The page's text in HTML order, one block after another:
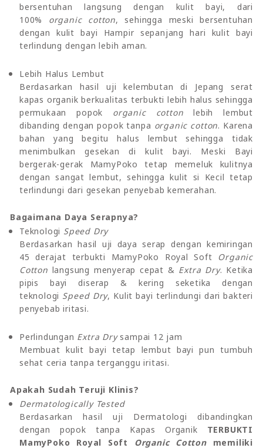
bersentuhan langsung dengan kulit bayi, dari
100% organic cotton, sehingga meski bersentuhan
dengan kulit bayi Hampir sepanjang hari kulit bayi
terlindung dengan lebih aman.
Lebih Halus Lembut
Berdasarkan hasil uji kelembutan di Jepang serat
kapas organik berkualitas terbukti lebih halus sehingga
permukaan popok organic cotton lebih lembut
dibanding dengan popok tanpa organic cotton. Karena
bahan yang begitu halus lembut sehingga tidak
menimbulkan gesekan di kulit bayi. Meski Bayi
bergerak-gerak MamyPoko tetap memeluk kulitnya
dengan sangat lembut, sehingga kulit si Kecil tetap
terlindungi dari gesekan penyebab kemerahan.
Bagaimana Daya Serapnya?
Teknologi Speed Dry
Berdasarkan hasil uji daya serap dengan kemiringan
45 derajat terbukti MamyPoko Royal Soft Organic
Cotton langsung menyerap cepat & Extra Dry. Ketika
pipis bayi diserap & kering seketika dengan
teknologi Speed Dry, Kulit bayi terlindungi dari bakteri
penyebab iritasi.
Perlindungan Extra Drysampai 12 jam
Membuat kulit bayi tetap lembut bayi pun tumbuh
sehat ceria tanpa terganggu iritasi.
Apakah Sudah Teruji Klinis?
Dermatologically Tested
Berdasarkan hasil uji Dermatologi dibandingkan
dengan popok tanpa Kapas Organik TERBUKTI
MamyPoko Royal Soft Organic Cottonmemiliki